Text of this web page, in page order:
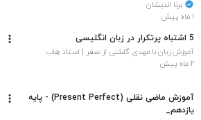
برنا اندیشان
۱ ماه پیش
5 اشتباه پرتکرار در زبان انگلیسی
آموزش زبان با مهدی گلشنی از صفر | استاد هاب
۲ ماه پیش
آموزش ماضی نقلی (Present Perfect) - پایه
یازدهم_